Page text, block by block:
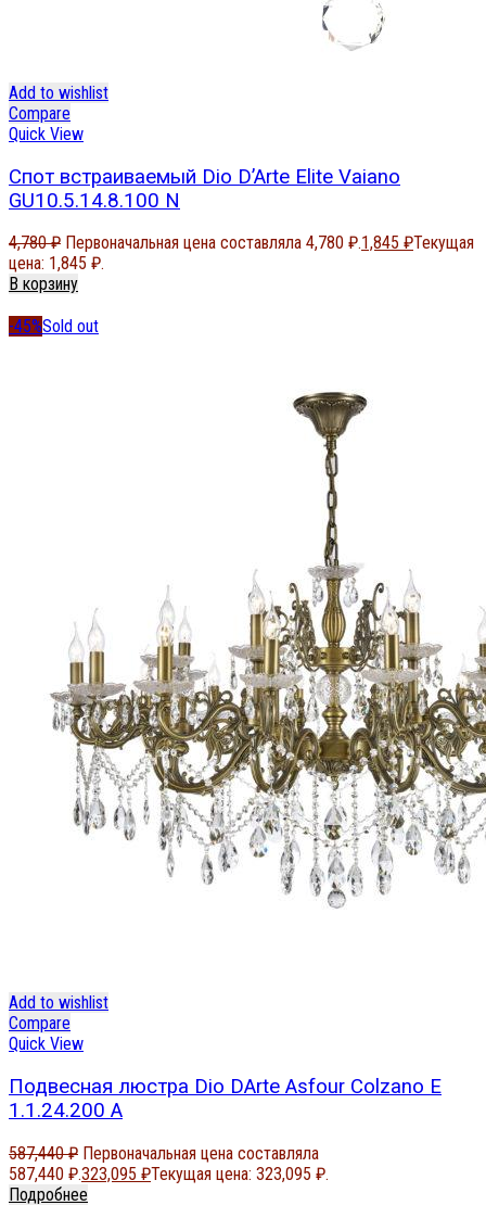
Add to wishlist
Compare
Quick View
Спот встраиваемый Dio D’Arte Elite Vaiano
GU10.5.14.8.100 N
4,780₽ Первоначальная цена составляла 4,780 ₽.1,845 ₽Текущая
цена: 1,845 ₽.
В корзину
-45%Sold out
Add to wishlist
Compare
Quick View
Подвесная люстра Dio DArte Asfour Colzano E
1.1.24.200 A
587,440₽ Первоначальная цена составляла
587,440 ₽.323,095 ₽Текущая цена: 323,095 ₽.
Подробнее